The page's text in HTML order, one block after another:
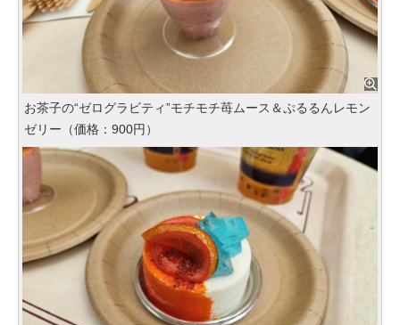
お茶子の“ゼログラビティ”モチモチ苺ムース＆ぷるるんレモン
ゼリー（価格：900円）